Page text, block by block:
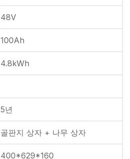
48V
100Ah
4.8kWh
5년
골판지 상자 + 나무 상자
400*629*160